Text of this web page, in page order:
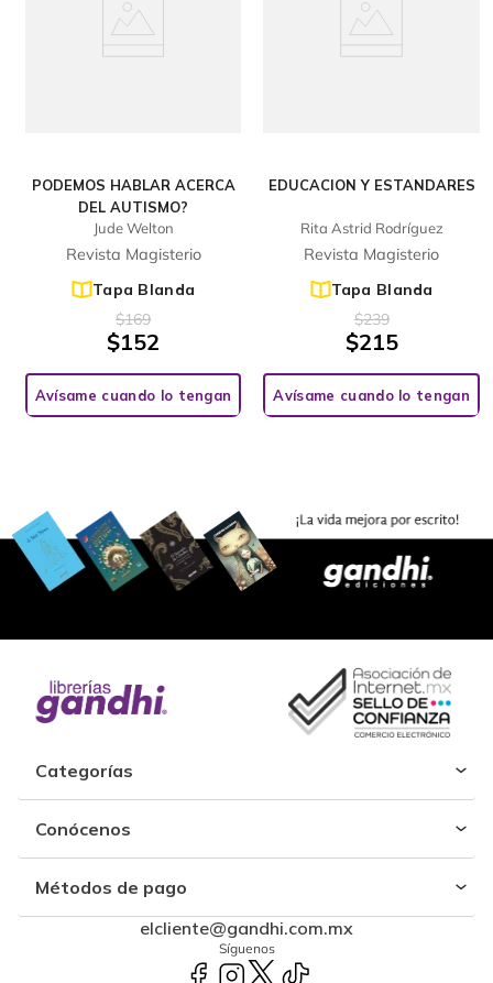
PODEMOS HABLAR ACERCA
DEL AUTISMO?
Jude Welton
Revista Magisterio
Tapa Blanda
$169
$152
Avísame cuando lo tengan
EDUCACION Y ESTANDARES
Rita Astrid Rodríguez
Revista Magisterio
Tapa Blanda
$239
$215
Avísame cuando lo tengan
Categorías
Conócenos
Métodos de pago
elcliente@gandhi.com.mx
Síguenos